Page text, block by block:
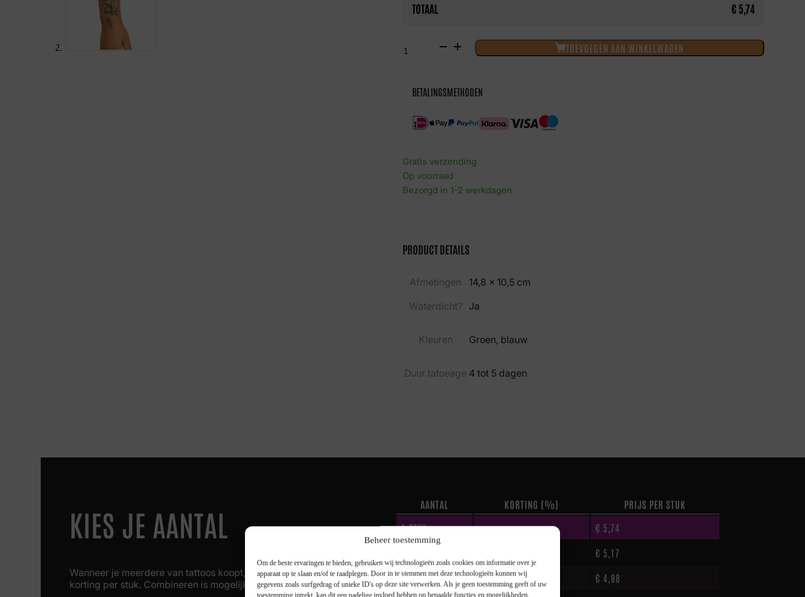
Beheer toestemming
Om de beste ervaringen te bieden, gebruiken wij technologieën zoals cookies om informatie over je
apparaat op te slaan en/of te raadplegen. Door in te stemmen met deze technologieën kunnen wij
gegevens zoals surfgedrag of unieke ID's op deze site verwerken. Als je geen toestemming geeft of uw
toestemming intrekt, kan dit een nadelige invloed hebben op bepaalde functies en mogelijkheden.
TOTAAL € 5,74
little
TOEVOEGEN AAN WINKELWAGEN
BETALINGSMETHODEN
Gratis verzending
Op voorraad
Bezorgd in 1-2 werkdagen
PRODUCT DETAILS
Afmetingen
14,8 × 10,5 cm
Waterdicht?
Ja
Kleuren Groen, blauw
Duur tatoeage 4 tot 5 dagen
KIES JE AANTAL
Wanneer je meerdere van tattoos koopt, krijg je tot maar liefst 25%
korting per stuk. Combineren is mogelijk!
AANTAL KORTING (%)
PRIJS PER STUK
1STUK — € 5,74
€ 5,17
3 STUKS 15 % € 4,88